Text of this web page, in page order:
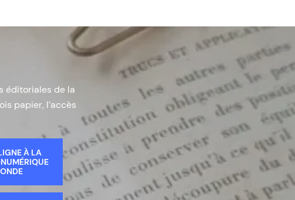
éditoriales de la
papier, l’accès
À LA